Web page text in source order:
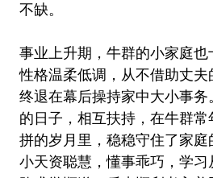
不缺。
事业上升期，牛群的小家庭
性格温柔低调，从不借助丈
终退在幕后操持家中大小事
的日子，相互扶持，在牛群
拼的岁月里，稳稳守住了家
小天资聪慧，懂事乖巧，学